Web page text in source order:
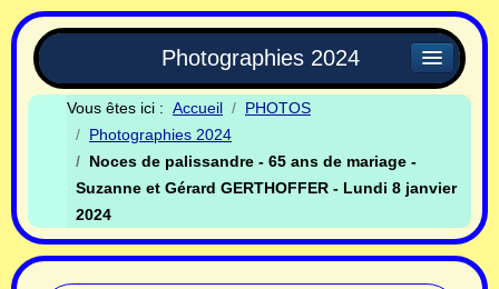
Photographies 2024
Vous êtes ici : Accueil
PHOTOS
Photographies 2024
Noces de palissandre - 65 ans de mariage -
Suzanne et Gérard GERTHOFFER - Lundi 8 janvier
2024